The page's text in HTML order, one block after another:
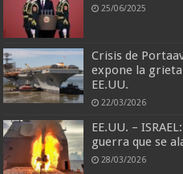
25/06/2025
Crisis de
expone la
EE.UU.
22/03/2026
EE.UU. –
guerra que se
28/03/2026